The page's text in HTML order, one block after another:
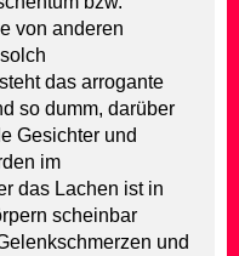
von anderen
das arrogante
so dumm, darüber
Gesichter und
im
das Lachen ist in
scheinbar
und